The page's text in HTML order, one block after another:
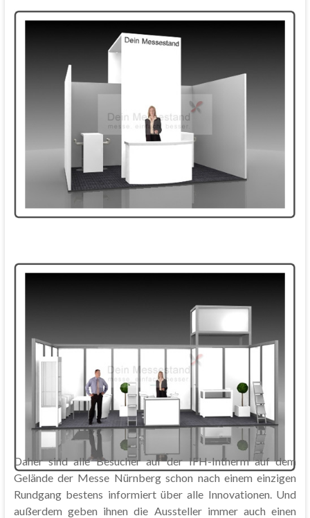
Daher sind alle Besucher auf der IFH-Intherm auf dem
Gelände der Messe Nürnberg schon nach einem einzigen
Rundgang bestens informiert über alle Innovationen. Und
außerdem geben ihnen die Aussteller immer auch einen